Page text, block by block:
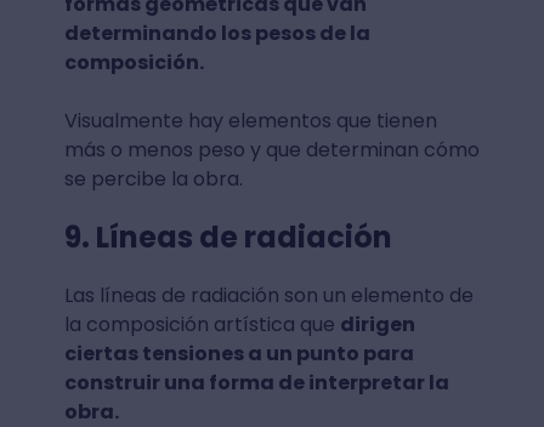
determinando los pesos de la
composición.
Visualmente hay elementos que tienen
más o menos peso y que determinan cómo
se percibe la obra.
9. Líneas de radiación
Las líneas de radiación son un elemento de
la composición artística que dirigen
ciertas tensiones a un punto para
construir una forma de interpretar la
obra.